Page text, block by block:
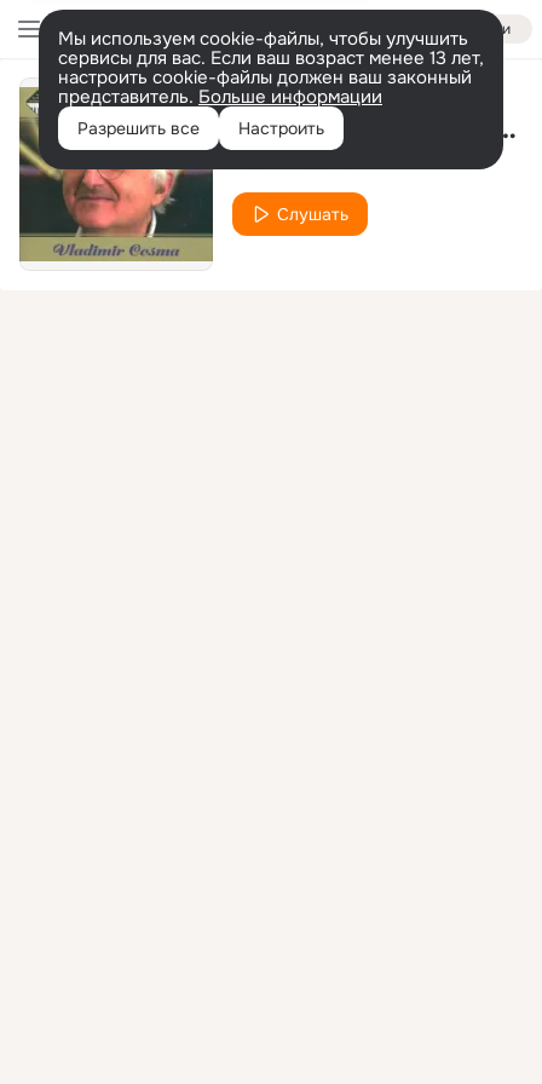
Войти
Мы используем cookie-файлы, чтобы улучшить
сервисы для вас. Если ваш возраст менее 13 лет,
настроить cookie-файлы должен ваш законный
представитель. Больше информации
Разрешить все Настроить La Cabra (Extrait de "La chèvre")
Слушать